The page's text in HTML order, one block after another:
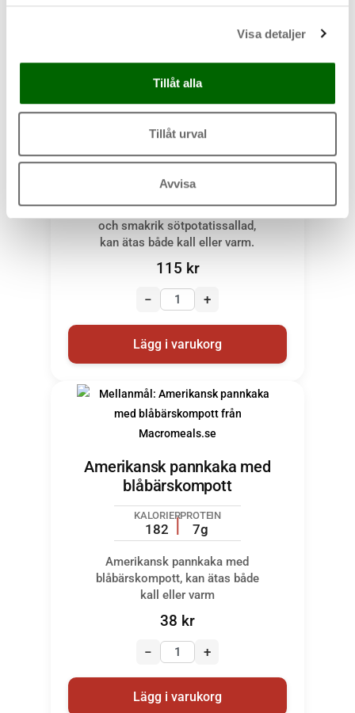
Visa detaljer
Tillåt alla
Tillåt urval
Avvisa
Lägg i varukorg
Fajitakyckling med
sötpotatis & grönsaker
KALORIER
482
PROTEIN
Kycklingfajita med grönsaker
och smakrik sötpotatissallad,
kan ätas både kall eller varm.
115 kr
− +
Lägg i varukorg
Amerikansk pannkaka med
blåbärskompott
KALORIER
182
PROTEIN
7g
Amerikansk pannkaka med
blåbärskompott, kan ätas både
kall eller varm
38 kr
− +
Lägg i varukorg